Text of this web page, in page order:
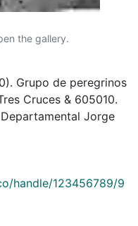
the gallery.
Grupo de peregrinos
Cruces & 605010.
Jorge
handle/123456789/9